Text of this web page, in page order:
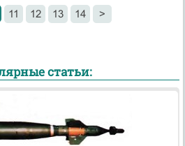
11 12 13 14 >
статьи: